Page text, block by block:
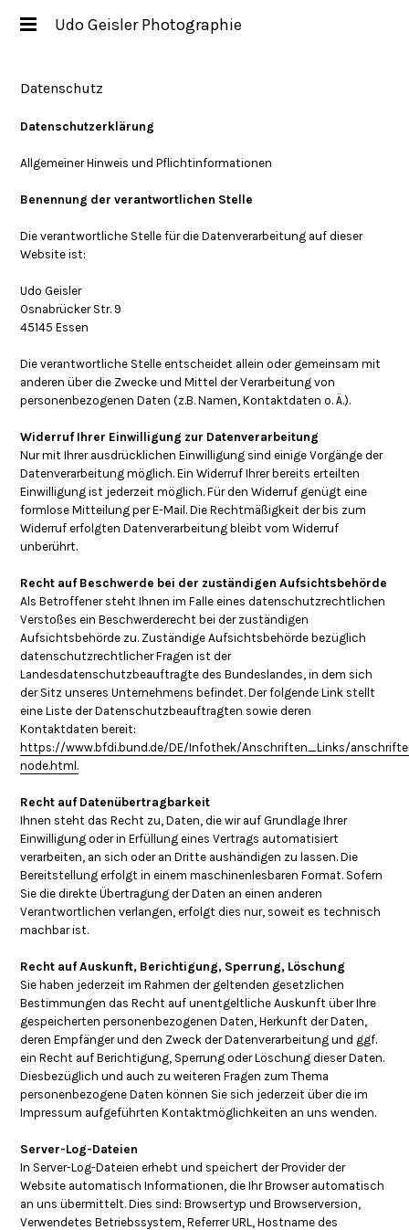
Udo Geisler Photographie
Datenschutz
Datenschutzerklärung
Allgemeiner Hinweis und Pflichtinformationen
Benennung der verantwortlichen Stelle
Die verantwortliche Stelle für die Datenverarbeitung auf dieser
Website ist:
Udo Geisler
Osnabrücker Str. 9
45145 Essen
Die verantwortliche Stelle entscheidet allein oder gemeinsam mit
anderen über die Zwecke und Mittel der Verarbeitung von
personenbezogenen Daten (z.B. Namen, Kontaktdaten o. Ä.).
Widerruf Ihrer Einwilligung zur Datenverarbeitung
Nur mit Ihrer ausdrücklichen Einwilligung sind einige Vorgänge der
Datenverarbeitung möglich. Ein Widerruf Ihrer bereits erteilten
Einwilligung ist jederzeit möglich. Für den Widerruf genügt eine
formlose Mitteilung per E-Mail. Die Rechtmäßigkeit der bis zum
Widerruf erfolgten Datenverarbeitung bleibt vom Widerruf
unberührt.
Recht auf Beschwerde bei der zuständigen Aufsichtsbehörde
Als Betroffener steht Ihnen im Falle eines datenschutzrechtlichen
Verstoßes ein Beschwerderecht bei der zuständigen
Aufsichtsbehörde zu. Zuständige Aufsichtsbehörde bezüglich
datenschutzrechtlicher Fragen ist der
Landesdatenschutzbeauftragte des Bundeslandes, in dem sich
der Sitz unseres Unternehmens befindet. Der folgende Link stellt
eine Liste der Datenschutzbeauftragten sowie deren
Kontaktdaten bereit:
https://www.bfdi.bund.de/DE/Infothek/Anschriften_Links/
node.html.
Recht auf Datenübertragbarkeit
Ihnen steht das Recht zu, Daten, die wir auf Grundlage Ihrer
Einwilligung oder in Erfüllung eines Vertrags automatisiert
verarbeiten, an sich oder an Dritte aushändigen zu lassen. Die
Bereitstellung erfolgt in einem maschinenlesbaren Format. Sofern
Sie die direkte Übertragung der Daten an einen anderen
Verantwortlichen verlangen, erfolgt dies nur, soweit es technisch
machbar ist.
Recht auf Auskunft, Berichtigung, Sperrung, Löschung
Sie haben jederzeit im Rahmen der geltenden gesetzlichen
Bestimmungen das Recht auf unentgeltliche Auskunft über Ihre
gespeicherten personenbezogenen Daten, Herkunft der Daten,
deren Empfänger und den Zweck der Datenverarbeitung und ggf.
ein Recht auf Berichtigung, Sperrung oder Löschung dieser Daten.
Diesbezüglich und auch zu weiteren Fragen zum Thema
personenbezogene Daten können Sie sich jederzeit über die im
Impressum aufgeführten Kontaktmöglichkeiten an uns wenden.
Server-Log-Dateien
In Server-Log-Dateien erhebt und speichert der Provider der
Website automatisch Informationen, die Ihr Browser automatisch
an uns übermittelt. Dies sind: Browsertyp und Browserversion,
Verwendetes Betriebssystem, Referrer URL, Hostname des